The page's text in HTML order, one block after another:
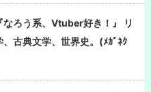
なろう系、Vtuber好き！』 リ
古典文学、世界史。(ﾒｶﾞﾈｸ